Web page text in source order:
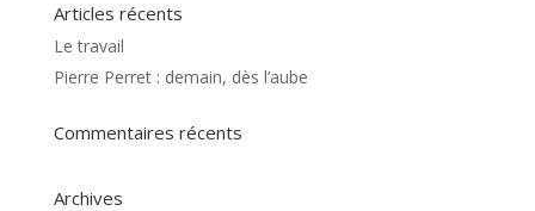
Articles récents
Le travail
Pierre Perret : demain, dès l’aube
Commentaires récents
Archives